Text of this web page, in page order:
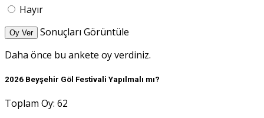
Hayır
Oy Ver
Sonuçları Görüntüle
Daha önce bu ankete oy verdiniz.
2026 Beyşehir Göl Festivali Yapılmalı mı?
Toplam Oy: 62